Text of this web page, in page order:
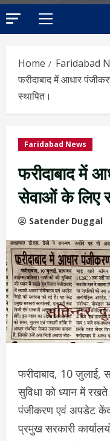
Home
Faridabad
फरीदाबाद में आधार
स्थापित।
Faridabad News
फरीदाबाद में
सेवाओं के लिए
Satender Duggal
फरीदाबाद, 10 जुलाई,
सुविधा को ध्यान में
पंजीकरण एवं अपडेट
प्रमुख सरकारी